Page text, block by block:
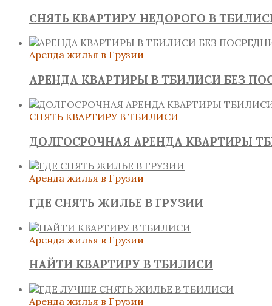
СНЯТЬ КВАРТИРУ НЕДОРОГО В
Аренда жилья в Грузии
АРЕНДА КВАРТИРЫ В ТБИЛИСИ БЕЗ
СНЯТЬ КВАРТИРУ В ТБИЛИСИ
ДОЛГОСРОЧНАЯ АРЕНДА КВАРТИРЫ
Аренда жилья в Грузии
ГДЕ СНЯТЬ ЖИЛЬЕ В ГРУЗИИ
Аренда жилья в Грузии
НАЙТИ КВАРТИРУ В ТБИЛИСИ
Аренда жилья в Грузии